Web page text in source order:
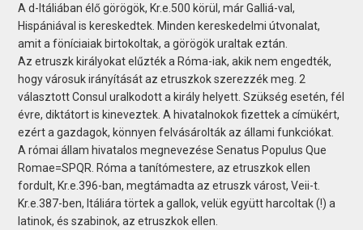
A d-Itáliában élő görögök, Kr.e.500 körül, már Galliá-val,
Hispániával is kereskedtek. Minden kereskedelmi útvonalat,
amit a föníciaiak birtokoltak, a görögök uraltak eztán.
Az etruszk királyokat elűzték a Róma-iak, akik nem engedték,
hogy városuk irányítását az etruszkok szerezzék meg. 2
választott Consul uralkodott a király helyett. Szükség esetén, fél
évre, diktátort is kineveztek. A hivatalnokok fizettek a címükért,
ezért a gazdagok, könnyen felvásárolták az állami funkciókat.
A római állam hivatalos megnevezése Senatus Populus Que
Romae=SPQR. Róma a tanítómestere, az etruszkok ellen
fordult, Kr.e.396-ban, megtámadta az etruszk várost, Veii-t.
Kr.e.387-ben, Itáliára törtek a gallok, velük együtt harcoltak (!) a
latinok, és szabinok, az etruszkok ellen.